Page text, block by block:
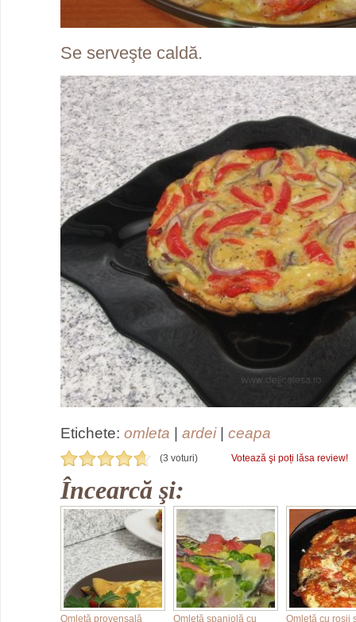
Se serveşte caldă.
Etichete: omleta | ardei| ceapa
(3 voturi) Votează şi poți lăsa review!
Încearcă şi:
Omletă provensală Omletă spaniolă cu Omletă cu roşii